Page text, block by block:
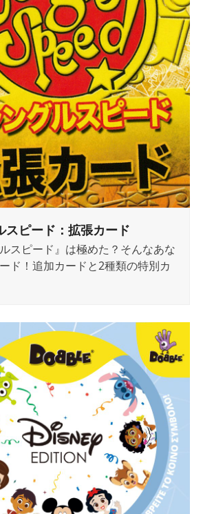
スピード：拡張カード
ルスピード』は極めた？そんなあな
ド！追加カードと2種類の特別カ